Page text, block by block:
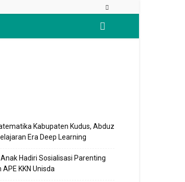
Kabupaten Kudus, Abduz
Era Deep Learning
Hadiri Sosialisasi Parenting
KKN Unisda